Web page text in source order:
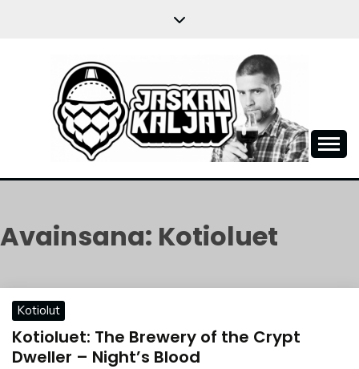
JASKANKALJAT
Avainsana: Kotioluet
Kotiolut
Kotioluet: The Brewery of the Crypt
Dweller – Night’s Blood